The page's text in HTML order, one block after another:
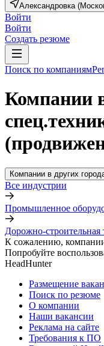
Александровка
Войти
Войти
Создать резюме
Поиск по компаниям
Компании
Компании в других
Все индустрии
Промышленное
Дорожно-строительная
К сожалению,
Попробуйте
HeadHunter
Размещение
Поиск по резюме
О компании
Наши вакансии
Реклама на сайте
Требования к ПО